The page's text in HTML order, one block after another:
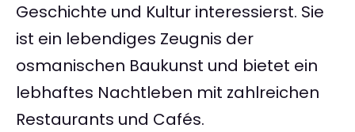
Geschichte und Kultur interessierst. Sie
ist ein lebendiges Zeugnis der
osmanischen Baukunst und bietet ein
lebhaftes Nachtleben mit zahlreichen
Restaurants und Cafés.